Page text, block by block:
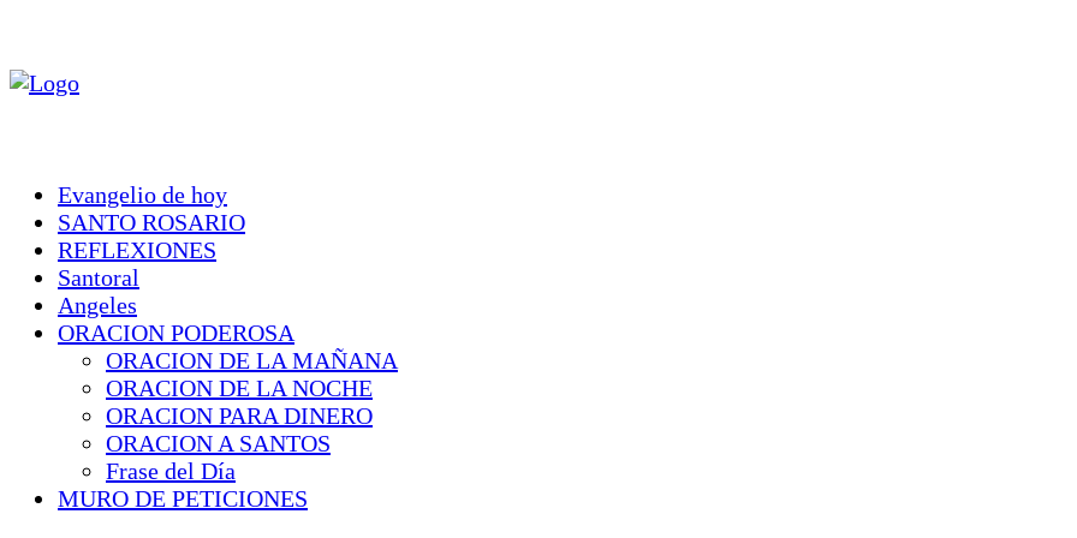
Evangelio de hoy
SANTO ROSARIO
REFLEXIONES
Santoral
Angeles
ORACION PODEROSA
ORACION DE LA MAÑANA
ORACION DE LA NOCHE
ORACION PARA DINERO
ORACION A SANTOS
Frase del Día
MURO DE PETICIONES